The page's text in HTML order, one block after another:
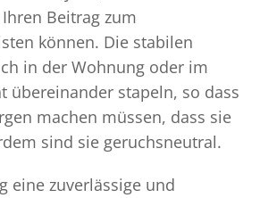
Beitrag zum
können. Die stabilen
in der Wohnung oder im
übereinander stapeln, so dass
machen müssen, dass sie
sind sie geruchsneutral.
eine zuverlässige und